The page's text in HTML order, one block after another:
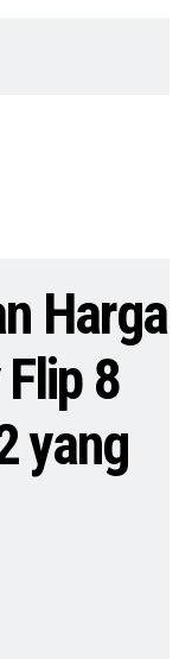
Harga
8
yang